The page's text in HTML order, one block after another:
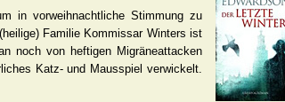
in vorweihnachtliche Stimmung zu
Familie Kommissar Winters ist
noch von heftigen Migräneattacken
Katz- und Mausspiel verwickelt.